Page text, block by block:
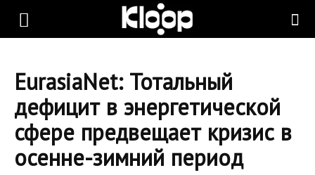
KLOOP.KG
Новости
EurasiaNet: Тотальный
дефицит в энергетической
сфере предвещает кризис в
осенне-зимний период